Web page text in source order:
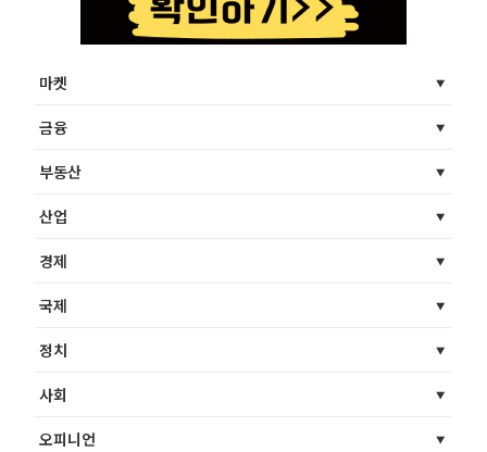
마켓
금융
부동산
산업
경제
국제
정치
사회
오피니언